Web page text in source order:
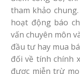
tham khảo
hoạt động báo
vấn chuyên môn
đầu tư hay mua
đối về tính chính
được miễn trừ